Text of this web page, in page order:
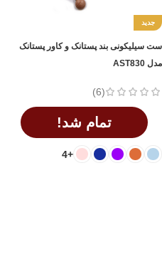
جدید
ست سیلیکونی بند پستانک و کاور پستانک
مدل AST830
(6)
تمام شد!
+4